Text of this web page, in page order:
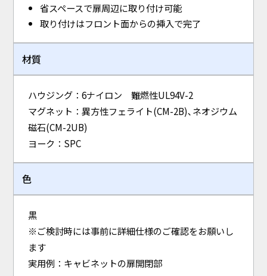
省スペースで扉周辺に取り付け可能
取り付けはフロント面からの挿入で完了
材質
ハウジング：6ナイロン 難燃性UL94V-2
マグネット：異方性フェライト(CM-2B)､ネオジウム
磁石(CM-2UB)
ヨーク：SPC
色
黒
※ご検討時には事前に詳細仕様のご確認をお願いし
ます
実用例：キャビネットの扉開閉部